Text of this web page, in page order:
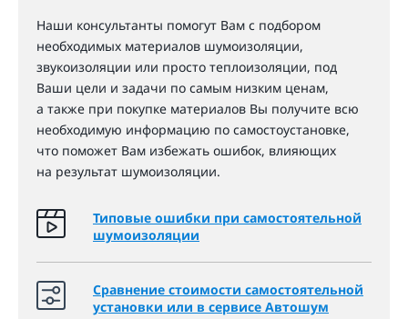
Наши консультанты помогут Вам с подбором
необходимых материалов шумоизоляции,
звукоизоляции или просто теплоизоляции, под
Ваши цели и задачи по самым низким ценам,
а также при покупке материалов Вы получите всю
необходимую информацию по самостоустановке,
что поможет Вам избежать ошибок, влияющих
на результат шумоизоляции.
Типовые ошибки при самостоятельной
шумоизоляции
Сравнение стоимости самостоятельной
установки или в сервисе Автошум